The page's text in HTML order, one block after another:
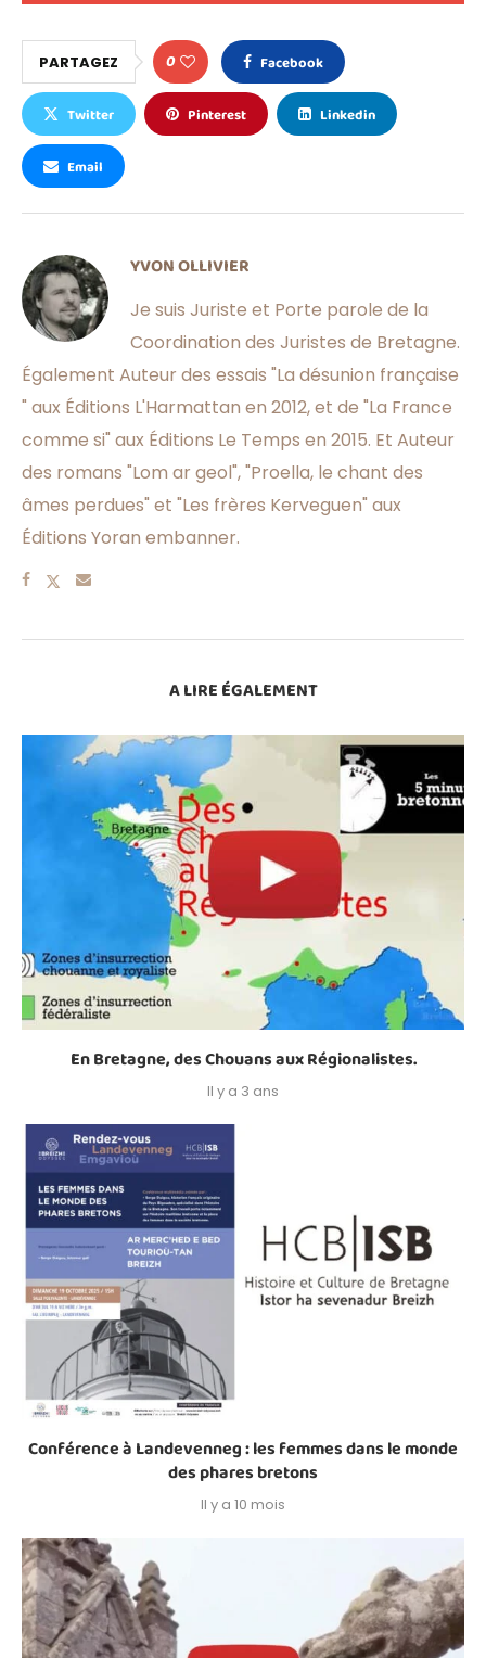
PARTAGEZ 0 Facebook
Twitter Pinterest Linkedin
Email
YVON OLLIVIER
Je suis Juriste et Porte parole de la
Coordination des Juristes de Bretagne.
Également Auteur des essais "La désunion française
" aux Éditions L'Harmattan en 2012, et de "La France
comme si" aux Éditions Le Temps en 2015. Et Auteur
des romans "Lom ar geol", "Proella, le chant des
âmes perdues" et "Les frères Kerveguen" aux
Éditions Yoran embanner.
A LIRE ÉGALEMENT
En Bretagne, des Chouans aux Régionalistes.
Il y a 3 ans
Conférence à Landevenneg : les femmes dans le monde
des phares bretons
Il y a 10 mois